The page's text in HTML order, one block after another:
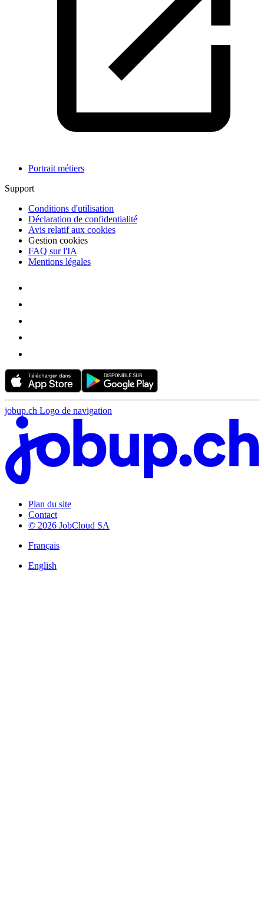
Portrait métiers
Support
Conditions d'utilisation
Déclaration de confidentialité
Avis relatif aux cookies
Gestion cookies
FAQ sur l'IA
Mentions légales
jobup.ch Logo de navigation
Plan du site
Contact
© 2026 JobCloud SA
Français
English